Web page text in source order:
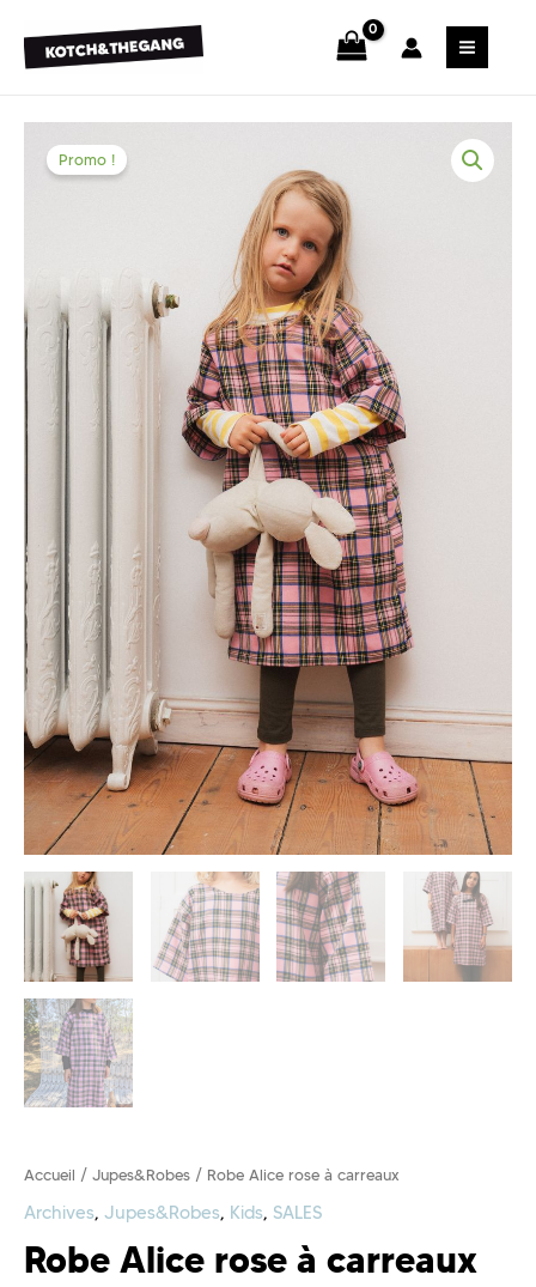
Promo !
Accueil / Jupes&Robes / Robe Alice rose à carreaux
Archives, Jupes&Robes, Kids, SALES
Robe Alice rose à carreaux